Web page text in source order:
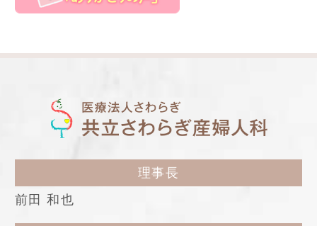
理事長
前田 和也